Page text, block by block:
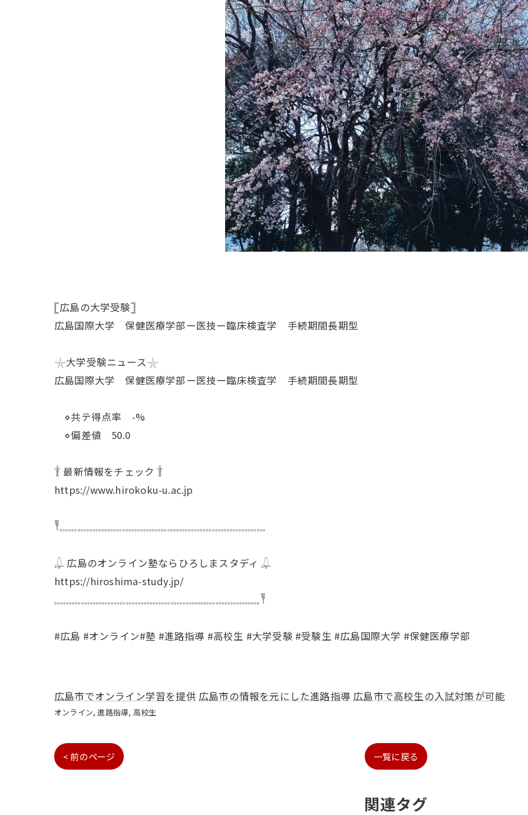
𓊈広島の大学受験𓊉
広島国際大学 保健医療学部ー医技ー臨床検査学 手続期間長期型
𓇼大学受験ニュース𓇼
広島国際大学 保健医療学部ー医技ー臨床検査学 手続期間長期型
⋄共テ得点率 -%
⋄偏差値 50.0
𓇊 最新情報をチェック 𓇊
https://www.hirokoku-u.ac.jp
𓏣𓈓𓈓𓈓𓈓𓈓𓈓𓈓𓈓𓈓𓈓𓈓𓈓𓈓𓈓𓈓𓈓𓈓𓈓𓈓𓈓𓈓𓈓𓈓
𓆮 広島のオンライン塾ならひろしまスタディ 𓆮
https://hiroshima-study.jp/
𓈓𓈓𓈓𓈓𓈓𓈓𓈓𓈓𓈓𓈓𓈓𓈓𓈓𓈓𓈓𓈓𓈓𓈓𓈓𓈓𓈓𓈓𓈓𓏣
#広島 #オンライン#塾 #進路指導 #高校生 #大学受験 #受験生 #広島国際大学 #保健医療学部
広島市でオンライン学習を提供 広島市の情報を元にした進路指導 広島市で高校生の入試対策が可能
オンライン 進路指導 高校生
< 前のページ 一覧に戻る
関連タグ